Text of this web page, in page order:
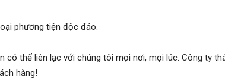
phương tiện độc đáo.
có thể liên lạc với chúng tôi mọi nơi, mọi lúc. Công ty
hàng!